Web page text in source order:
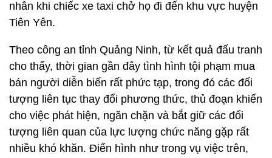
nhân khi chiếc xe taxi chở họ đi đến khu vực huyện
Tiên Yên.
Theo công an tỉnh Quảng Ninh, từ kết quả đấu tranh
cho thấy, thời gian gần đây tình hình tội phạm mua
bán người diễn biến rất phức tạp, trong đó các đối
tượng liên tục thay đổi phương thức, thủ đoạn khiến
cho việc phát hiện, ngăn chặn và bắt giữ các đối
tượng liên quan của lực lượng chức năng gặp rất
nhiều khó khăn. Điển hình như trong vụ việc trên,